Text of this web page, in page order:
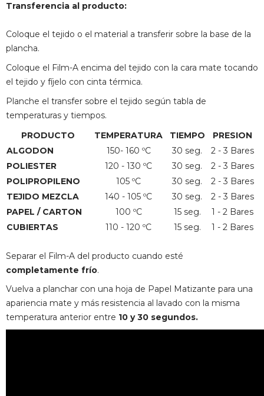
Transferencia al producto:
Coloque el tejido o el material a transferir sobre la base de la
plancha.
Coloque el Film-A encima del tejido con la cara mate tocando
el tejido y fíjelo con cinta térmica.
Planche el transfer sobre el tejido según tabla de
temperaturas y tiempos.
PRODUCTO
TEMPERATURA TIEMPO
PRESION
ALGODON
150- 160 ºC 30 seg.
2 - 3 Bares
POLIESTER
120 - 130 ºC 30 seg.
2 - 3 Bares
POLIPROPILENO
105 ºC 30 seg.
2 - 3 Bares
TEJIDO MEZCLA
140 - 105 ºC 30 seg.
2 - 3 Bares
PAPEL / CARTON
100 ºC 15 seg.
1 - 2 Bares
CUBIERTAS
110 - 120 ºC 15 seg. 1 - 2 Bares
Separar el Film-A del producto cuando esté
completamente frío.
Vuelva a planchar con una hoja de Papel Matizante para una
apariencia mate y más resistencia al lavado con la misma
temperatura anterior entre 10 y 30 segundos.